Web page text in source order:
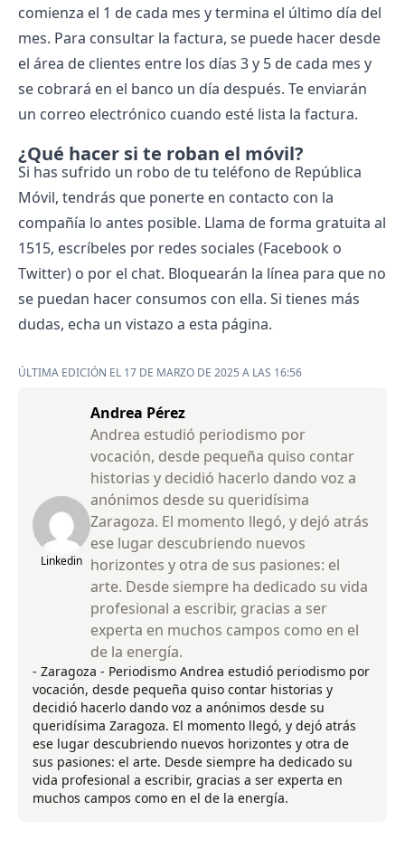
comienza el 1 de cada mes y termina el último día del
mes. Para consultar la factura, se puede hacer desde
el área de clientes entre los días 3 y 5 de cada mes y
se cobrará en el banco un día después. Te enviarán
un correo electrónico cuando esté lista la factura.
¿Qué hacer si te roban el móvil?
Si has sufrido un robo de tu teléfono de República
Móvil, tendrás que ponerte en contacto con la
compañía lo antes posible. Llama de forma gratuita al
1515, escríbeles por redes sociales (Facebook o
Twitter) o por el chat. Bloquearán la línea para que no
se puedan hacer consumos con ella. Si tienes más
dudas, echa un vistazo a esta página.
ÚLTIMA EDICIÓN EL 17 DE MARZO DE 2025 A LAS 16:56
Linkedin
Andrea Pérez
Andrea estudió periodismo por
vocación, desde pequeña quiso contar
historias y decidió hacerlo dando voz a
anónimos desde su queridísima
Zaragoza. El momento llegó, y dejó atrás
ese lugar descubriendo nuevos
horizontes y otra de sus pasiones: el
arte. Desde siempre ha dedicado su vida
profesional a escribir, gracias a ser
experta en muchos campos como en el
de la energía.
- Zaragoza - Periodismo Andrea estudió periodismo por
vocación, desde pequeña quiso contar historias y
decidió hacerlo dando voz a anónimos desde su
queridísima Zaragoza. El momento llegó, y dejó atrás
ese lugar descubriendo nuevos horizontes y otra de
sus pasiones: el arte. Desde siempre ha dedicado su
vida profesional a escribir, gracias a ser experta en
muchos campos como en el de la energía.